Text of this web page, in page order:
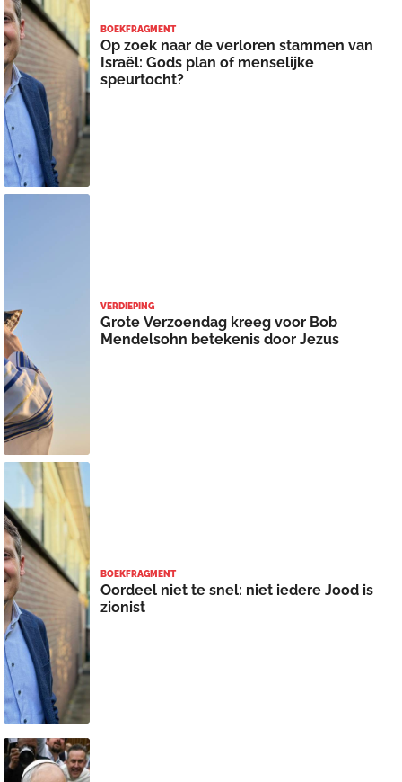
BOEKFRAGMENT
Op zoek naar de verloren stammen van
Israël: Gods plan of menselijke
speurtocht?
VERDIEPING
Grote Verzoendag kreeg voor Bob
Mendelsohn betekenis door Jezus
BOEKFRAGMENT
Oordeel niet te snel: niet iedere Jood is
zionist